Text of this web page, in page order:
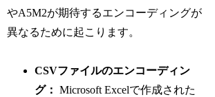
やA5M2が期待するエンコーディングが
異なるために起こります。
CSVファイルのエンコーディン
グ： Microsoft Excelで作成された